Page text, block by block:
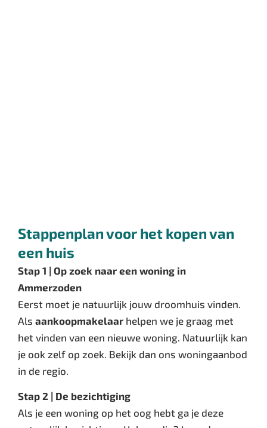
Stappenplan voor het kopen van
een huis
Stap 1 | Op zoek naar een woning in
Ammerzoden
Eerst moet je natuurlijk jouw droomhuis vinden.
Als aankoopmakelaar helpen we je graag met
het vinden van een nieuwe woning. Natuurlijk kan
je ook zelf op zoek. Bekijk dan ons woningaanbod
in de regio.
Stap 2 | De bezichtiging
Als je een woning op het oog hebt ga je deze